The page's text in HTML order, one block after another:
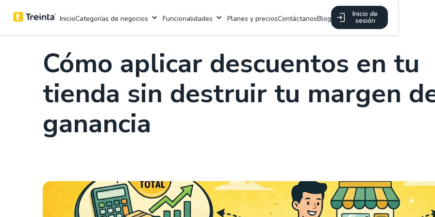
InicioCategorías de negocios Funcionalidades Planes y preciosContáctanosBlog
Inicio de
sesión
Cómo aplicar descuentos en tu
tienda sin destruir tu margen
ganancia